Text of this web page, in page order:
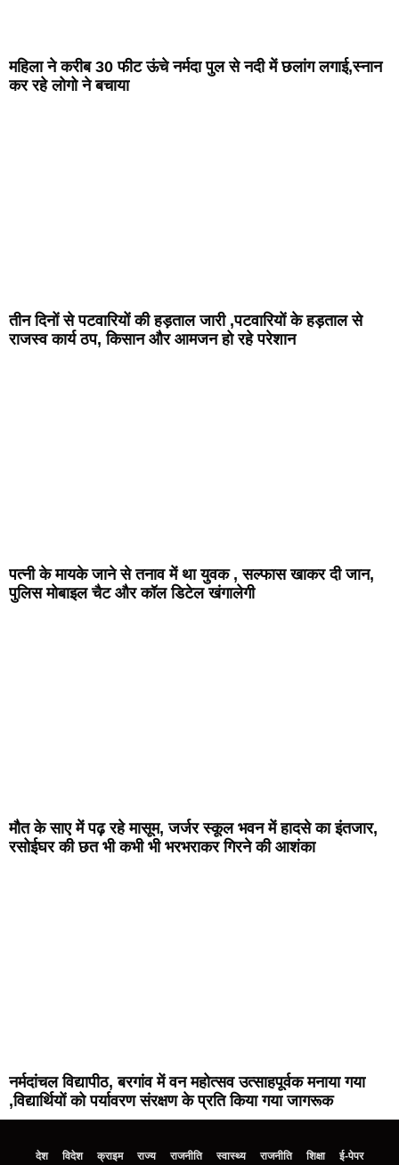
महिला ने करीब 30 फीट ऊंचे नर्मदा पुल से नदी में छलांग लगाई,स्नान
कर रहे लोगो ने बचाया
तीन दिनों से पटवारियों की हड़ताल जारी ,पटवारियों के हड़ताल से
राजस्व कार्य ठप, किसान और आमजन हो रहे परेशान
पत्नी के मायके जाने से तनाव में था युवक , सल्फास खाकर दी जान,
पुलिस मोबाइल चैट और कॉल डिटेल खंगालेगी
मौत के साए में पढ़ रहे मासूम, जर्जर स्कूल भवन में हादसे का इंतजार,
रसोईघर की छत भी कभी भी भरभराकर गिरने की आशंका
नर्मदांचल विद्यापीठ, बरगांव में वन महोत्सव उत्साहपूर्वक मनाया गया
,विद्यार्थियों को पर्यावरण संरक्षण के प्रति किया गया जागरूक
देश विदेश क्राइम राज्य राजनीति स्वास्थ्य राजनीति शिक्षा ई-पेपर